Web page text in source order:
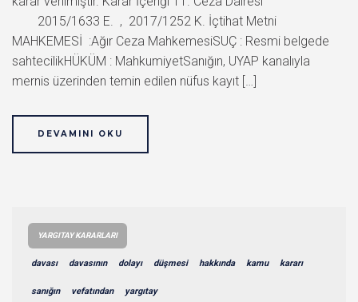
2015/1633 E. , 2017/1252 K. İçtihat Metni
MAHKEMESİ :Ağır Ceza MahkemesiSUÇ : Resmi belgede
sahtecilikHÜKÜM : MahkumiyetSanığın, UYAP kanalıyla
mernis üzerinden temin edilen nüfus kayıt […]
DEVAMINI OKU
YARGITAY KARARLARI
davası davasının dolayı düşmesi hakkında kamu kararı
sanığın vefatından yargıtay